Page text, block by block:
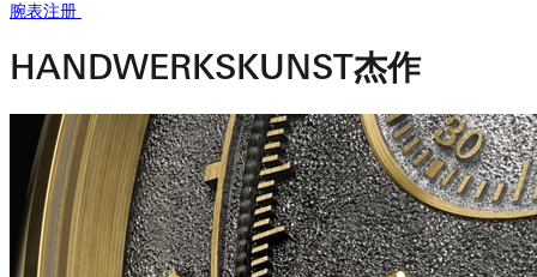
腕表注册
HANDWERKSKUNST杰作